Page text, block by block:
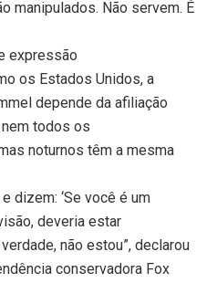
manipulados. Não servem. É
expressão
os Estados Unidos, a
depende da afiliação
todos os
noturnos têm a mesma
dizem: ‘Se você é um
deveria estar
não estou”, declarou
conservadora Fox